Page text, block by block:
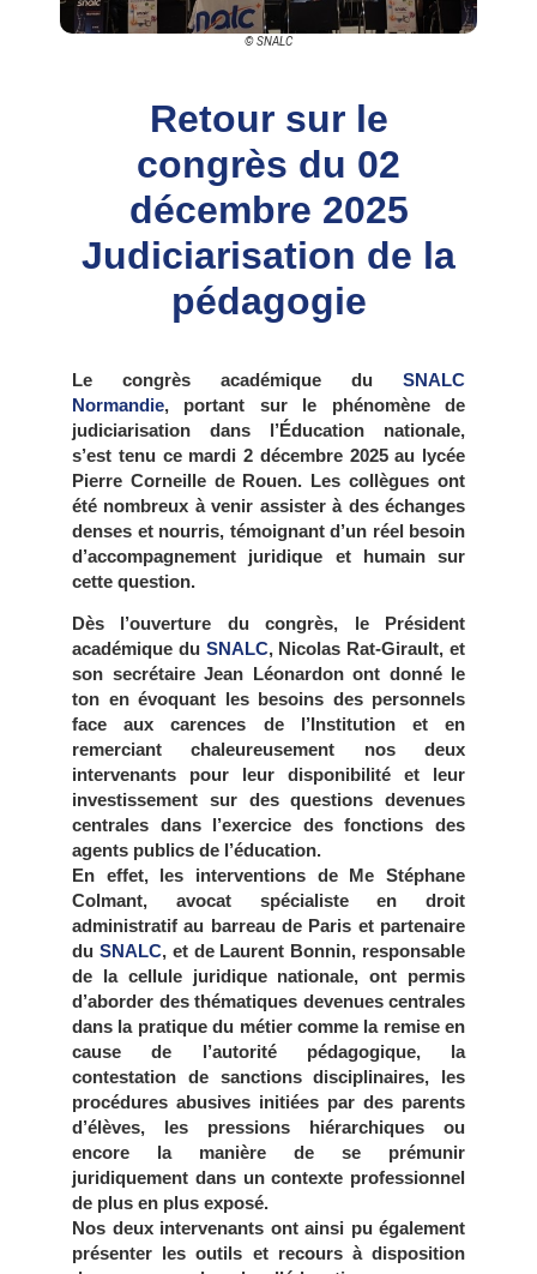
© SNALC
Retour sur le
congrès du 02
décembre 2025
Judiciarisation de la
pédagogie
Le congrès académique du SNALC
Normandie, portant sur le phénomène de
judiciarisation dans l’Éducation nationale,
s’est tenu ce mardi 2 décembre 2025 au lycée
Pierre Corneille de Rouen. Les collègues ont
été nombreux à venir assister à des échanges
denses et nourris, témoignant d’un réel besoin
d’accompagnement juridique et humain sur
cette question.
Dès l’ouverture du congrès, le Président
académique du SNALC, Nicolas Rat-Girault, et
son secrétaire Jean Léonardon ont donné le
ton en évoquant les besoins des personnels
face aux carences de l’Institution et en
remerciant chaleureusement nos deux
intervenants pour leur disponibilité et leur
investissement sur des questions devenues
centrales dans l’exercice des fonctions des
agents publics de l’éducation.
En effet, les interventions de Me Stéphane
Colmant, avocat spécialiste en droit
administratif au barreau de Paris et partenaire
du SNALC, et de Laurent Bonnin, responsable
de la cellule juridique nationale, ont permis
d’aborder des thématiques devenues centrales
dans la pratique du métier comme la remise en
cause de l’autorité pédagogique, la
contestation de sanctions disciplinaires, les
procédures abusives initiées par des parents
d’élèves, les pressions hiérarchiques ou
encore la manière de se prémunir
juridiquement dans un contexte professionnel
de plus en plus exposé.
Nos deux intervenants ont ainsi pu également
présenter les outils et recours à disposition